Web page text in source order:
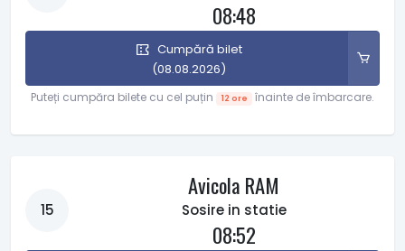
08:48
Cumpără bilet
(08.08.2026)
Puteți cumpăra bilete cu cel puțin 12 ore înainte de îmbarcare.
15
Avicola RAM
Sosire in statie
08:52